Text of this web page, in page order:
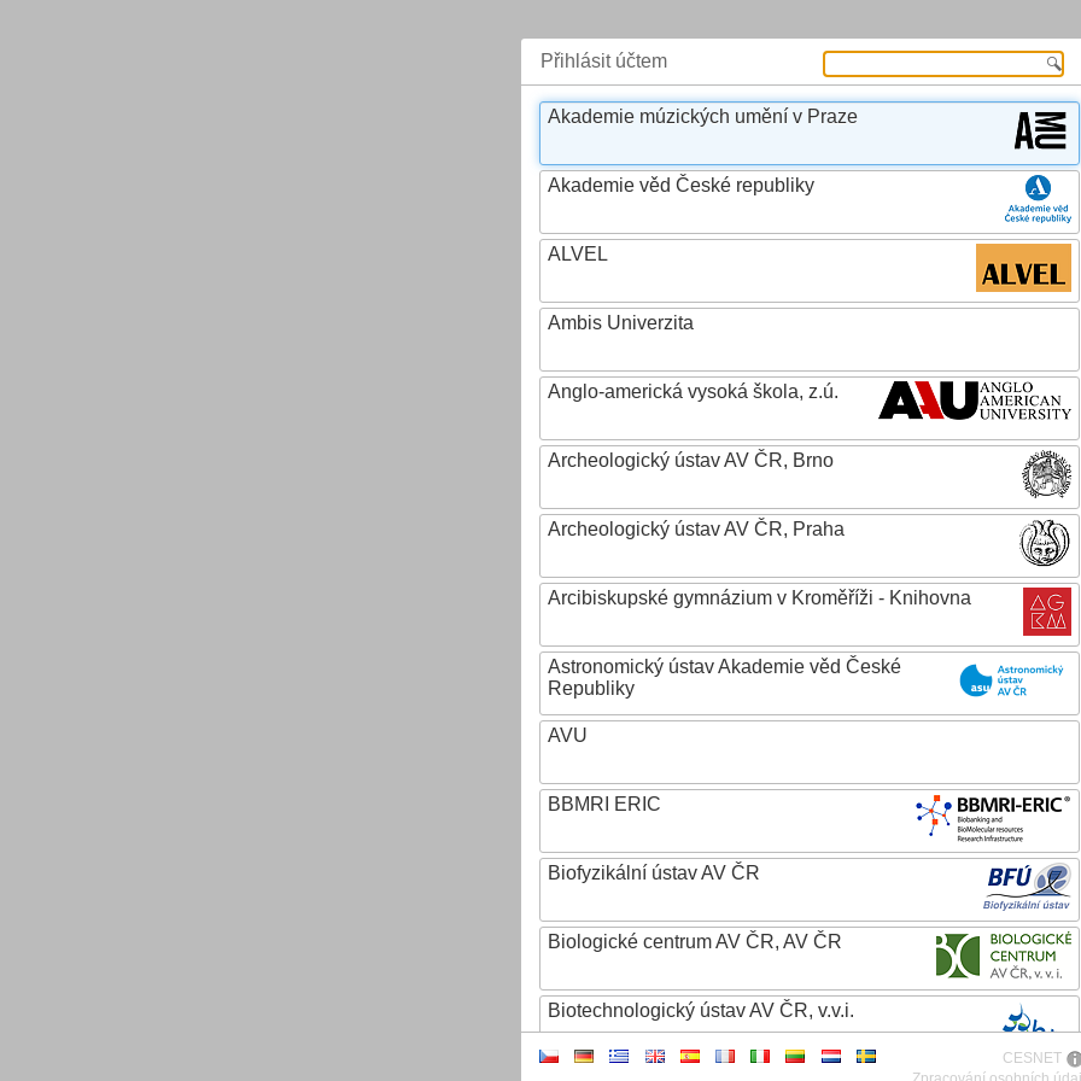
Přihlásit účtem
Akademie múzických umění v Praze
Akademie věd České republiky
ALVEL
Ambis Univerzita
Anglo-americká vysoká škola, z.ú.
Archeologický ústav AV ČR, Brno
Archeologický ústav AV ČR, Praha
Arcibiskupské gymnázium v Kroměříži - Knihovna
Astronomický ústav Akademie věd České
Republiky
AVU
BBMRI ERIC
Biofyzikální ústav AV ČR
Biologické centrum AV ČR, AV ČR
Biotechnologický ústav AV ČR, v.v.i.
CESNET